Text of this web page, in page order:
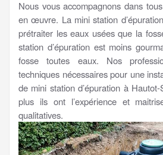
Nous vous accompagnons dans
en œuvre. La mini station
prétraiter les eaux usées que la
station d’épuration est moins
fosse toutes eaux. Nos
techniques nécessaires pour une
de mini station d’épuration à
plus ils ont l’expérience et
qualitatives.